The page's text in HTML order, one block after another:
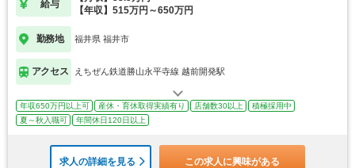
給与
【年収】515万円～650万円
勤務地 福井県 福井市
アクセス えちぜん鉄道勝山永平寺線 越前開発駅
年収650万円以上可 産休・育休取得実績有り 店舗数30以上
積極採用中
夏～秋入職可
年間休日120日以上
求人の詳細を見る この求人に興味がある